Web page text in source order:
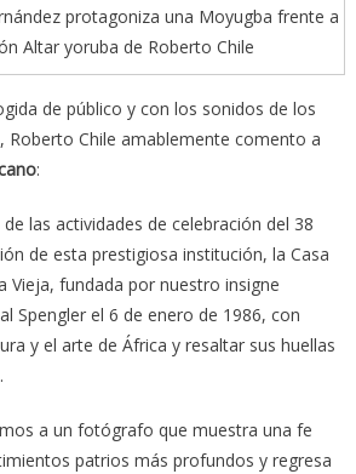
protagoniza una Moyugba frente a
Altar yoruba de Roberto Chile
de público y con los sonidos de los
Roberto Chile amablemente comento a
:
las actividades de celebración del 38
de esta prestigiosa institución, la Casa
Vieja, fundada por nuestro insigne
Spengler el 6 de enero de 1986, con
y el arte de África y resaltar sus huellas
a un fotógrafo que muestra una fe
patrios más profundos y regresa